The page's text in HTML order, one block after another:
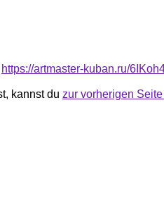
https://artmaster-kuban.ru/
kannst du zur vorherigen